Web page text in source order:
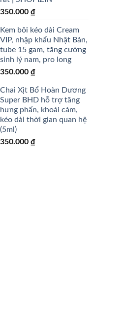
350.000 ₫
Kem bôi kéo dài Cream
VIP, nhập khẩu Nhật Bản,
tube 15 gam, tăng cường
sinh lý nam, pro long
350.000 ₫
Chai Xịt Bổ Hoàn Dương
Super BHD hỗ trợ tăng
hưng phấn, khoái cảm,
kéo dài thời gian quan hệ
(5ml)
350.000 ₫